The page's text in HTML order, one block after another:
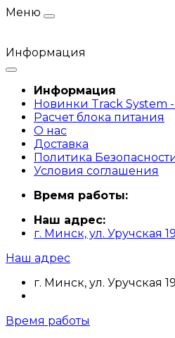
Меню
Информация
Информация
Новинки Track System
Расчет блока питания
О нас
Доставка
Политика
Условия соглашения
Время работы:
Наш адрес:
г. Минск, ул. Уручская
Наш адрес
г. Минск, ул. Уручская
Время работы